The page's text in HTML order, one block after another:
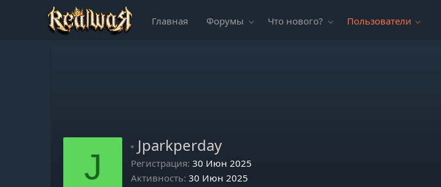
Главная Форумы Что нового? Пользователи
J
Jparkperday
Регистрация 30 Июн 2025
Активность 30 Июн 2025